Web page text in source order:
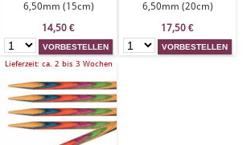
6,50mm (15cm)
14,50 €
6,50mm (20cm)
17,50 €
Lieferzeit: ca. 2 bis 3 Wochen